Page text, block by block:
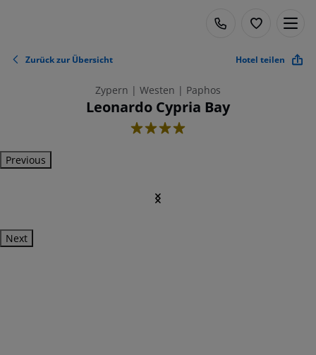
Zurück zur Übersicht Hotel teilen
Zypern | Westen | Paphos
Leonardo Cypria Bay
4
Previous
Next